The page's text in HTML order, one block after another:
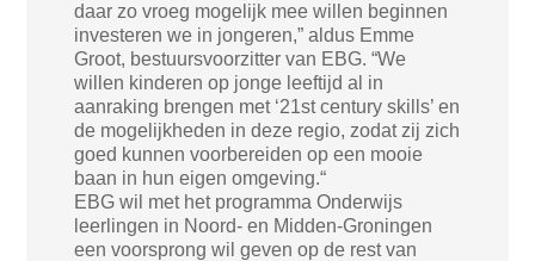
daar zo vroeg mogelijk mee willen beginnen
investeren we in jongeren,” aldus Emme
Groot, bestuursvoorzitter van EBG. “We
willen kinderen op jonge leeftijd al in
aanraking brengen met ‘21st century skills’ en
de mogelijkheden in deze regio, zodat zij zich
goed kunnen voorbereiden op een mooie
baan in hun eigen omgeving.“
EBG wil met het programma Onderwijs
leerlingen in Noord- en Midden-Groningen
een voorsprong wil geven op de rest van